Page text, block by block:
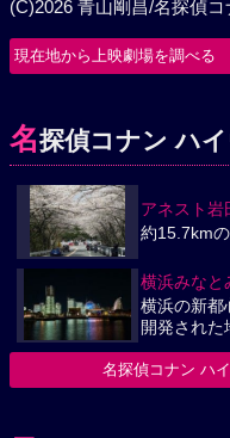
(C)2026 青山剛昌/名探偵
現在地から上映劇場を調べる
名探偵コナン ハ
アネスト
約15.7km
横浜みなと
横浜の新都
開発された
名探偵コナン ハ